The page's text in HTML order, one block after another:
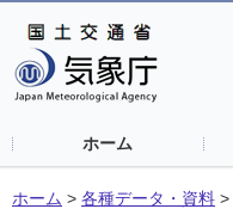
ホーム
ホーム > 各種データ・資料 >